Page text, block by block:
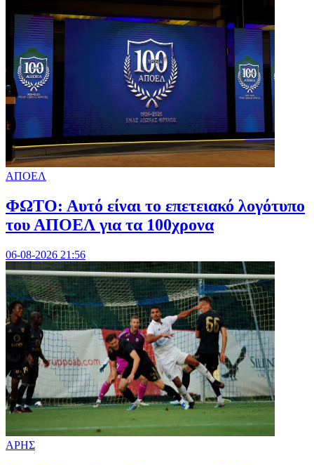
ΑΠΟΕΛ
ΦΩΤΟ: Αυτό είναι το επετειακό λογότυπο
του ΑΠΟΕΛ για τα 100χρονα
06-08-2026 21:56
ΑΡΗΣ